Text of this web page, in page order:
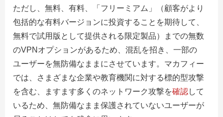
ただし、無料、有料、「フリーミアム」（顧客がより
包括的な有料バージョンに投資することを期待して、
無料で試用版として提供される限定製品）までの無数
のVPNオプションがあるため、混乱を招き、一部の
ユーザーを無防備なままにさせています。マカフィー
では、さまざまな企業や教育機関に対する標的型攻撃
を含む、ますます多くのネットワーク攻撃を確認して
いるため、無防備なまま保護されていないユーザーが